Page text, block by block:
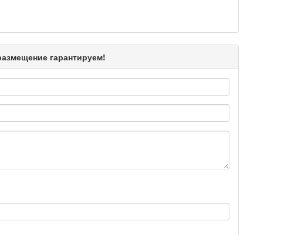
Подробнее >>
Подробнее >>
Подробнее >>
гарантируем!